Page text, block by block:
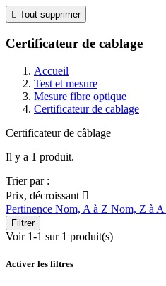
 Tout supprimer
Certificateur de cablage
Accueil
Test et mesure
Mesure fibre optique
Certificateur de cablage
Certificateur de câblage
Il y a 1 produit.
Trier par :
Prix, décroissant 
Pertinence Nom, A à Z Nom, Z à A
Filtrer
Voir 1-1 sur 1 produit(s)
Activer les filtres